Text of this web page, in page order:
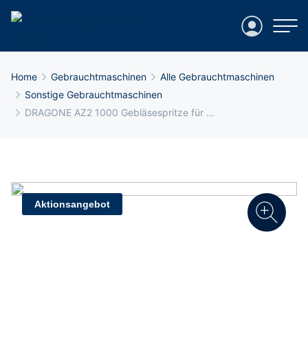
Login
Breadcrumb-Navigation
Home Gebrauchtmaschinen
Alle Gebrauchtmaschinen
Sonstige Gebrauchtmaschinen
DRAGONE AZ2 1000 Gebläsespritze für …
Aktionsangebot